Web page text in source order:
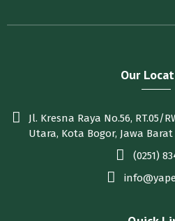
Our
Jl. Kresna Raya No.56, RT.05/
Utara, Kota Bogor, Jawa Barat
(0251)